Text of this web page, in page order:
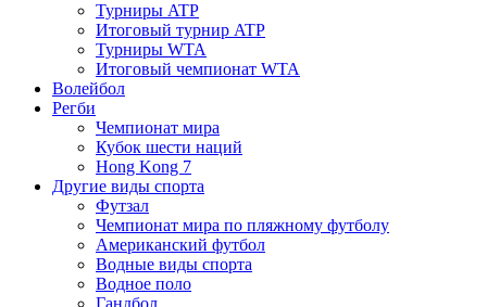
Турниры ATP
Итоговый турнир ATP
Турниры WTA
Итоговый чемпионат WTA
Волейбол
Регби
Чемпионат мира
Кубок шести наций
Hong Kong 7
Другие виды спорта
Футзал
Чемпионат мира по пляжному футболу
Американский футбол
Водные виды спорта
Водное поло
Гандбол